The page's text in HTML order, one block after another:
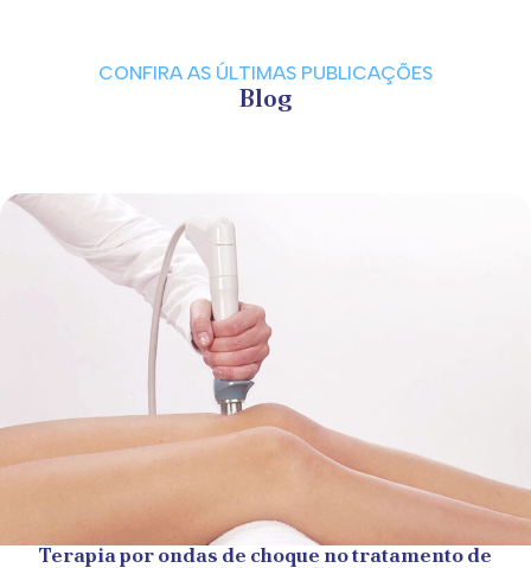
CONFIRA AS ÚLTIMAS PUBLICAÇÕES
Blog
Terapia por ondas de choque no tratamento de